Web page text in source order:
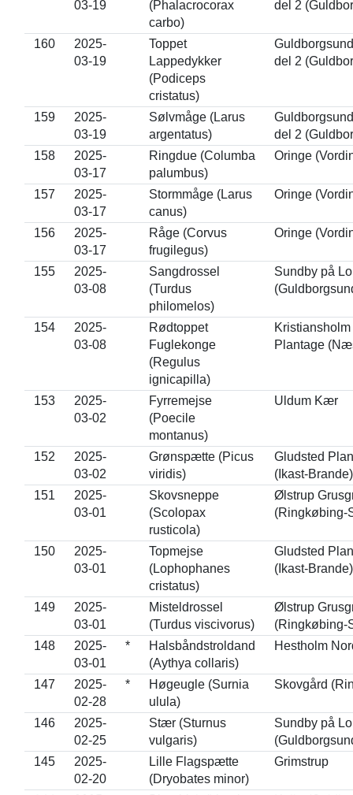
03-19
(Phalacrocorax
carbo)
del 2
160
2025-
03-19
Toppet
Lappedykker
(Podiceps
cristatus)
del 2
159
2025-
03-19
Sølvmåge (Larus
argentatus)
del 2
158
2025-
03-17
Ringdue (Columba
palumbus)
Oringe
157
2025-
03-17
Stormmåge (Larus
canus)
Oringe
156
2025-
03-17
Råge (Corvus
frugilegus)
Oringe
155
2025-
03-08
Sangdrossel
(Turdus
philomelos)
Sundby på
154
2025-
03-08
Rødtoppet
Fuglekonge
(Regulus
ignicapilla)
Kristiansholm
Plantage
153
2025-
03-02
Fyrremejse
(Poecile
montanus)
Uldum Kær
152
2025-
03-02
Grønspætte (Picus
viridis)
Gludsted
(Ikast-Brande)
151
2025-
03-01
Skovsneppe
(Scolopax
rusticola)
Ølstrup
(Ringkøbing-
150
2025-
03-01
Topmejse
(Lophophanes
cristatus)
Gludsted
(Ikast-Brande)
149
2025-
03-01
Misteldrossel
(Turdus viscivorus)
Ølstrup
(Ringkøbing-
148
2025-
03-01
*
Halsbåndstroldand
(Aythya collaris)
Hestholm
147
2025-
02-28
*
Høgeugle (Surnia
ulula)
Skovgård
146
2025-
02-25
Stær (Sturnus
vulgaris)
Sundby på
145
2025-
02-20
Lille Flagspætte
(Dryobates minor)
Grimstrup